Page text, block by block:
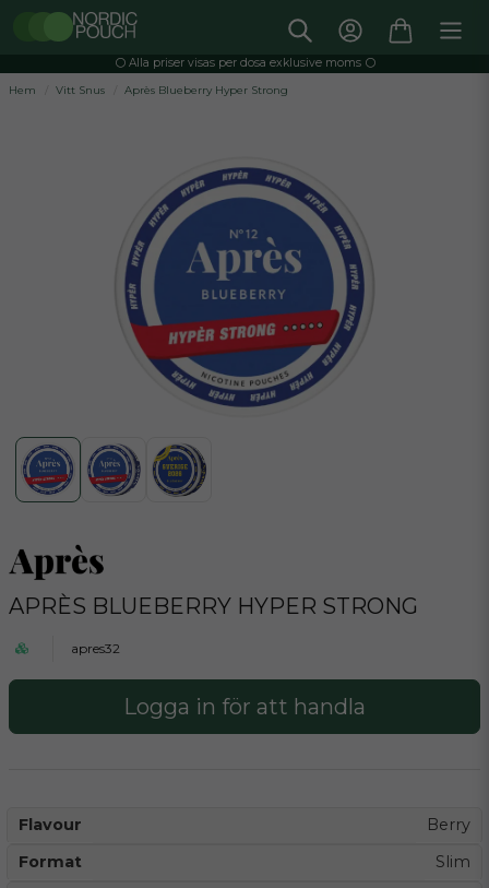
⚪️ Alla priser visas per dosa exklusive moms ⚪️
Hem
Vitt Snus Après Blueberry Hyper Strong
APRÈS BLUEBERRY HYPER STRONG
apres32
Logga in för att handla
Flavour
Berry
Format
Slim